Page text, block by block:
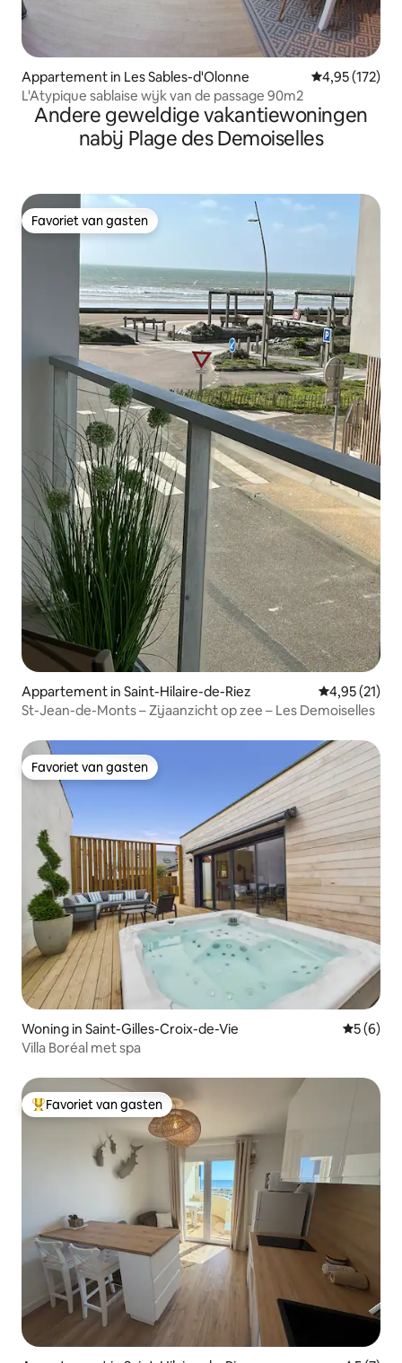
Appartement in Les Sables-d'Olonne Gemiddelde
4,95 (172)
L'Atypique sablaise wijk van de passage 90m2
Andere geweldige vakantiewoningen
nabij Plage des Demoiselles
Favoriet van gasten
Favoriet van gasten
Appartement in Saint-Hilaire-de-Riez Gemiddelde
4,95 (21)
St-Jean-de-Monts – Zijaanzicht op zee – Les Demoiselles
Favoriet van gasten
Favoriet van gasten
Woning in Saint-Gilles-Croix-de-Vie
5 (6)
Villa Boréal met spa
Topfavoriet van gasten
Favoriet van gasten